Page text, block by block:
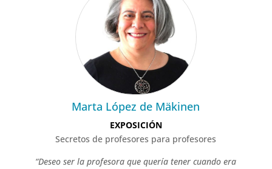
Marta López de Mäkinen
EXPOSICIÓN
Secretos de profesores para profesores
“Deseo ser la profesora que quería tener cuando era